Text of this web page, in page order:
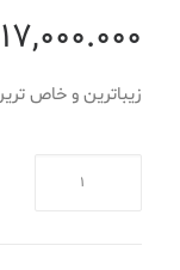
17,000.000
زیباترین و خاص